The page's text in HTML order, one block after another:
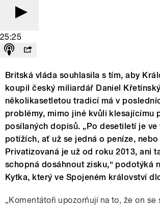
25:25
Britská vláda souhlasila s tím, aby
koupil český miliardář Daniel
několikasetletou tradicí má v
problémy, mimo jiné kvůli klesajícímu
posílaných dopisů. „Po desetiletí je ve
potížích, ať už se jedná o peníze,
Privatizovaná je už od roku 2013, ani
schopná dosáhnout zisku,“ podotýká
Kytka, který ve Spojeném království
„Komentátoři upozorňují na to, že on se